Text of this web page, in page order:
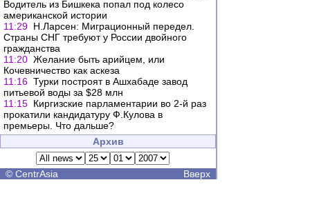
Водитель из Бишкека попал под колесо
американской истории
11:29 Н.Ларсен: Миграционный передел.
Страны СНГ требуют у России двойного
гражданства
11:20 Желание быть арийцем, или
Кочевничество как аскеза
11:16 Турки построят в Ашхабаде завод
питьевой воды за $28 млн
11:15 Киргизские парламентарии во 2-й раз
прокатили кандидатуру Ф.Кулова в
премьеры. Что дальше?
Архив
© CentrAsia Вверх